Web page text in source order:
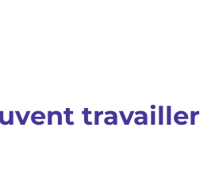
travailler